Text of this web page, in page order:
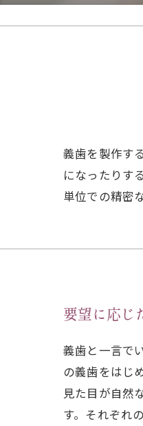
義歯を製作す
になったりす
単位での精密
要望に応じ
義歯と一言で
の義歯をはじ
見た目が自然
す。それぞれ